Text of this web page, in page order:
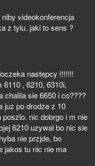
videokonferencja
z tylu. jaki to sens ?
nastepcy !!!!!!!
6110 , 6210, 6310i,
chalila sie 6650 i co????
juz po drodze z 10
nic dobrgo i m nie
6210 uzywal bo nic sie
nie przjde, bo
jakos tu nic nie ma